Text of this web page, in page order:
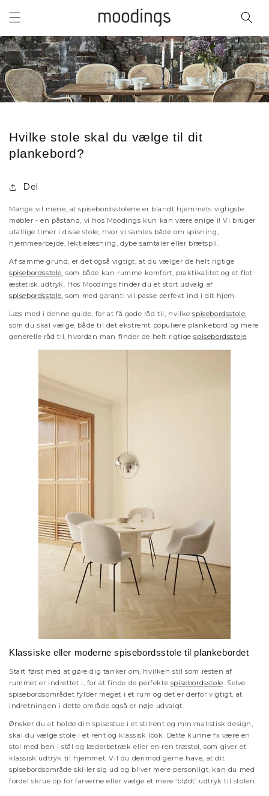
indhold
Hvilke stole skal du vælge til dit
plankebord?
Del
Mange vil mene, at spisebordsstolene er blandt hjemmets vigtigste
møbler - en påstand, vi hos Moodings kun kan være enige i! Vi bruger
utallige timer i disse stole, hvor vi samles både om spisning,
hjemmearbejde, lektielæsning, dybe samtaler eller brætspil.
Af samme grund, er det også vigtigt, at du vælger de helt rigtige
spisebordsstole, som både kan rumme komfort, praktikalitet og et flot
æstetisk udtryk. Hos Moodings finder du et stort udvalg af
spisebordsstole, som med garanti vil passe perfekt ind i dit hjem.
Læs med i denne guide, for at få gode råd til, hvilkespisebordsstole,
som du skal vælge, både til det ekstremt populære plankebord og mere
generelle råd til, hvordan man finder de helt rigtigespisebordsstole.
Klassiske eller moderne spisebordsstole til plankebordet
Start først med at gøre dig tanker om, hvilken stil som resten af
rummet er indrettet i, for at finde de perfekte spisebordsstole. Selve
spisebordsområdet fylder meget i et rum og det er derfor vigtigt, at
indretningen i dette område også er nøje udvalgt.
Ønsker du at holde din spisestue i et stilrent og minimalistisk design,
skal du vælge stole i et rent og klassisk look. Dette kunne fx være en
stol med ben i stål og læderbetræk eller en ren træstol, som giver et
klassisk udtryk til hjemmet. Vil du derimod gerne have, at dit
spisebordsområde skiller sig ud og bliver mere personligt, kan du med
fordel skrue op for farverne eller vælge et mere ‘blødt’ udtryk til stolen.